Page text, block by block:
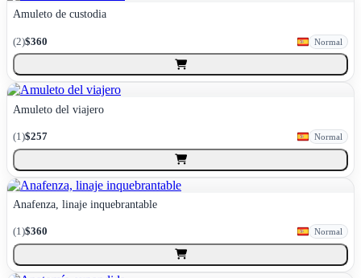
Amuleto de custodia
(2)$360 Normal
Amuleto del viajero
(1)$257 Normal
Anafenza, linaje inquebrantable
(1)$360 Normal